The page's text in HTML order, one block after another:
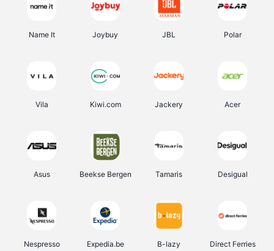
Name It Joybuy JBL Polar
Vila Kiwi.com Jackery Acer
Asus Beekse Bergen Tamaris Desigual
Nespresso Expedia.be B-lazy Direct Ferries